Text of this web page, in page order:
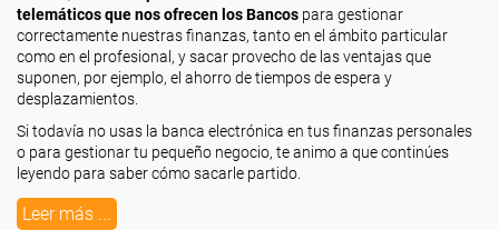
telemáticos que nos ofrecen los Bancos para gestionar
correctamente nuestras finanzas, tanto en el ámbito particular
como en el profesional, y sacar provecho de las ventajas que
suponen, por ejemplo, el ahorro de tiempos de espera y
desplazamientos.
Si todavía no usas la banca electrónica en tus finanzas personales
o para gestionar tu pequeño negocio, te animo a que continúes
leyendo para saber cómo sacarle partido.
Leer más ...